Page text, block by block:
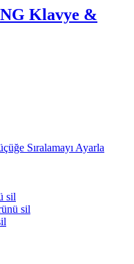
Klavye &
Sıralamayı Ayarla
sil
sil